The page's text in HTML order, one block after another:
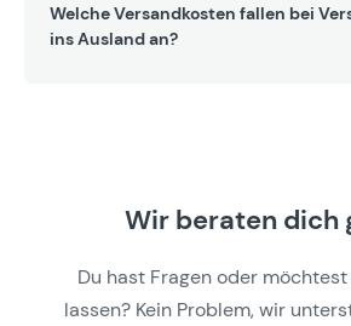
Welche Versandkosten fallen bei
ins Ausland an?
Wir beraten dich
Du hast Fragen oder
lassen? Kein Problem, wir